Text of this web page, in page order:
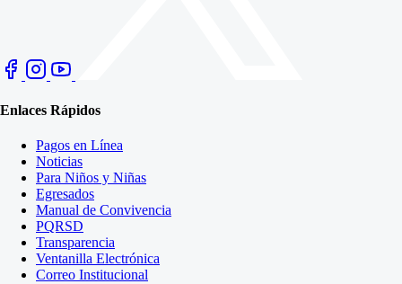
Enlaces Rápidos
Pagos en Línea
Noticias
Para Niños y Niñas
Egresados
Manual de Convivencia
PQRSD
Transparencia
Ventanilla Electrónica
Correo Institucional